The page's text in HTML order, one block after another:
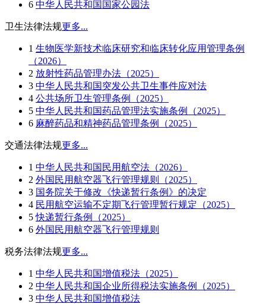
6 中华人民共和国国家公园法
卫生法律法规更多...
1 生物医学新技术临床研究和临床转化应用管理条例
（2026）
2 放射性药品管理办法（2025）
3 中华人民共和国突发公共卫生事件应对法
4 公共场所卫生管理条例（2025）
5 中华人民共和国药品管理法实施条例（2025）
6 麻醉药品和精神药品管理条例（2025）
交通法律法规更多...
1 中华人民共和国民用航空法（2026）
2 外国民用航空器飞行管理规则（2025）
3 国务院关于修改《快递暂行条例》的决定
4 民用航空运输不定期飞行管理暂行规定（2025）
5 快递暂行条例（2025）
6 外国民用航空器飞行管理规则
税务法律法规更多...
1 中华人民共和国增值税法（2025）
2 中华人民共和国企业所得税法实施条例（2025）
3 中华人民共和国增值税法